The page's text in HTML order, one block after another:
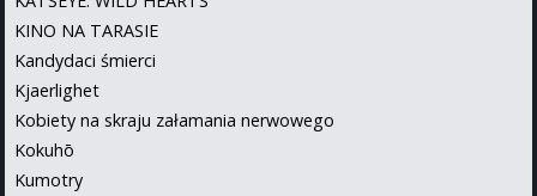
KINO NA TARASIE
Kandydaci śmierci
Kjaerlighet
Kobiety na skraju załamania nerwowego
Kokuhō
Kumotry